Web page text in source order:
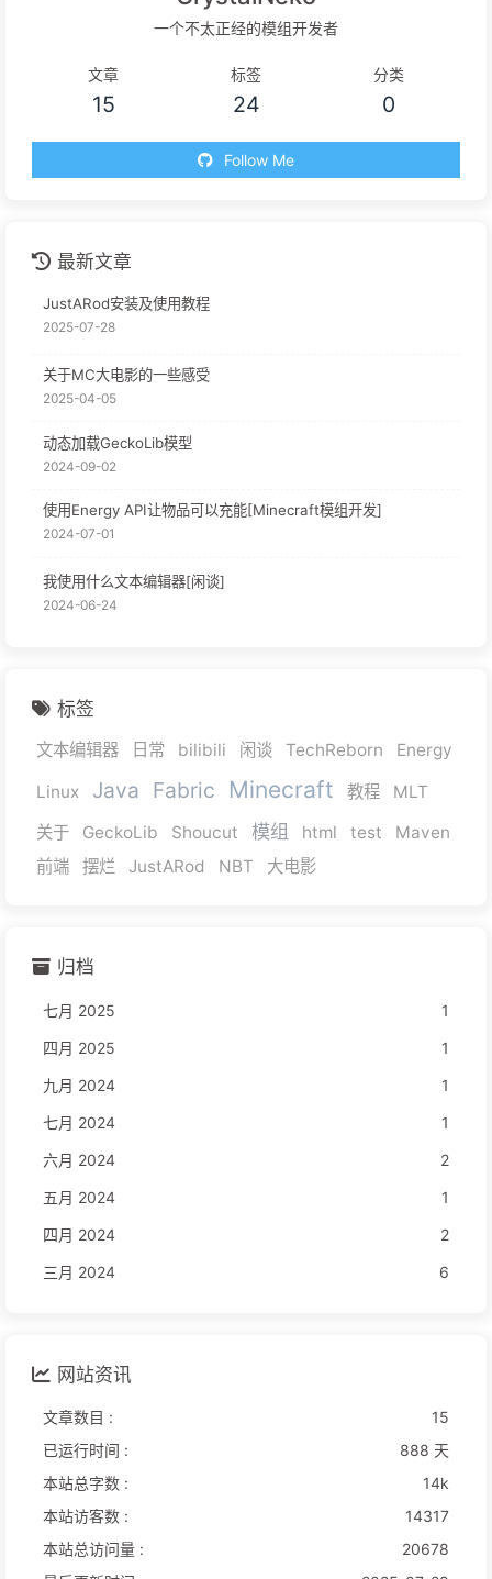
一个不太正经的模组开发者
文章
15
标签
24
分类
0
Follow Me
最新文章
JustARod安装及使用教程
2025-07-28
关于MC大电影的一些感受
2025-04-05
动态加载GeckoLib模型
2024-09-02
使用Energy API让物品可以充能[Minecraft模组开发]
2024-07-01
我使用什么文本编辑器[闲谈]
2024-06-24
标签
文本编辑器 日常 bilibili 闲谈 TechReborn
Energy
Linux
Java Fabric Minecraft 教程
MLT
关于
GeckoLib Shoucut 模组 html test
Maven
前端
摆烂 JustARod NBT 大电影
归档
七月 2025
1
四月 2025
1
九月 2024
1
七月 2024
1
六月 2024
2
五月 2024
1
四月 2024
2
三月 2024
6
网站资讯
文章数目 :
15
已运行时间 :
888 天
本站总字数 :
14k
本站访客数 :
14317
本站总访问量 :
20678